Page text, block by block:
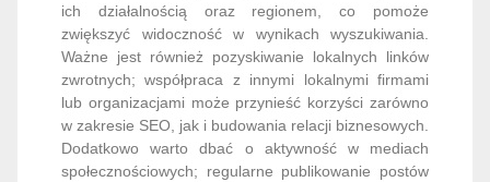
ich działalnością oraz regionem, co pomoże
zwiększyć widoczność w wynikach wyszukiwania.
Ważne jest również pozyskiwanie lokalnych linków
zwrotnych; współpraca z innymi lokalnymi firmami
lub organizacjami może przynieść korzyści zarówno
w zakresie SEO, jak i budowania relacji biznesowych.
Dodatkowo warto dbać o aktywność w mediach
społecznościowych; regularne publikowanie postów